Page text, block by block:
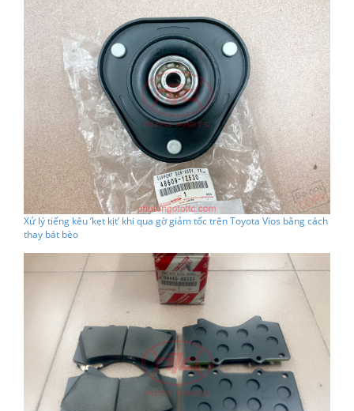
Xử lý tiếng kêu ’kẹt kịt’ khi qua gờ giảm tốc trên Toyota Vios bằng cách
thay bát bèo